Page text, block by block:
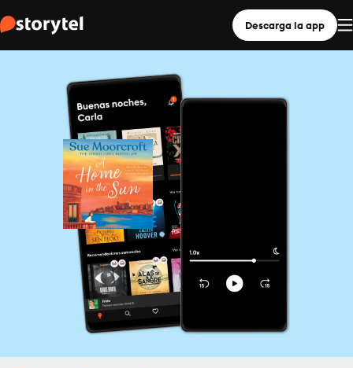
Descarga la app